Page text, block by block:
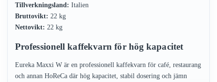
Tillverkningsland: Italien
Bruttovikt: 22 kg
Nettovikt: 22 kg
Professionell kaffekvarn för hög kapacitet
Eureka Maxxi W är en professionell kaffekvarn för café, restaurang
och annan HoReCa där hög kapacitet, stabil dosering och jämn